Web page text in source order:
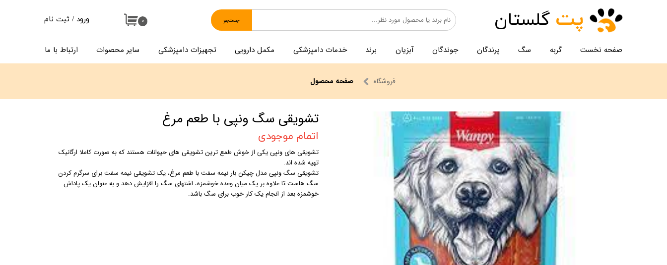
صفحه نخست گربه سگ پرندگان جوندگان آبزیان برند خدمات دامپزشکی مکمل دارویی تجهیزات دامپزشکی سایر محصوات ارتباط با ما
۰ جستجو پت گلستان ورود / ثبت نام
تغییر گذر واژه
فروشگاه صفحه محصول
تشویقی سگ ونپی با طعم مرغ
اتمام موجودی
تشویقی های ونپی یکی از خوش طمع ترین تشویقی های حیوانات هستند که به صورت کاملا ارگانیک
تهیه شده اند.
تشویقی سگ ونپی مدل چیکن بار نیمه سفت با طعم مرغ، یک تشویقی نیمه سفت برای سرگرم کردن
سگ هاست تا علاوه بر یک میان وعده خوشمزه، اشتهای سگ را افزایش دهد و به عنوان یک پاداش
خوشمزه بعد از انجام یک کار خوب برای سگ باشد.